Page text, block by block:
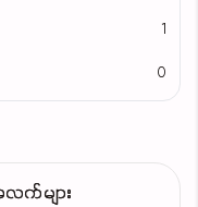
0
က်များ